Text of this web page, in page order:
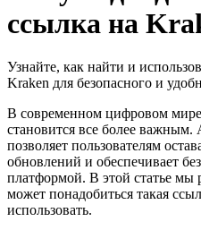
ссылка на
Узнайте, как найти и
Kraken для безопасного и
В современном цифровом
становится все более важным.
позволяет пользователям
обновлений и обеспечивает
платформой. В этой статье мы
может понадобиться такая
использовать.